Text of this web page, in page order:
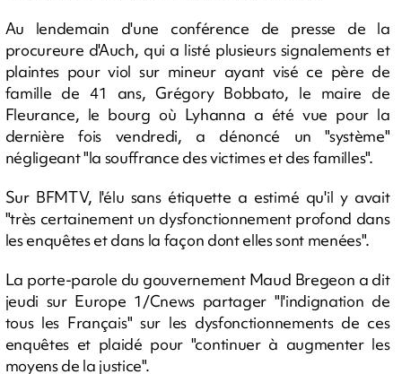
Au lendemain d'une conférence de presse de la
procureure d'Auch, qui a listé plusieurs signalements et
plaintes pour viol sur mineur ayant visé ce père de
famille de 41 ans, Grégory Bobbato, le maire de
Fleurance, le bourg où Lyhanna a été vue pour la
dernière fois vendredi, a dénoncé un "système"
négligeant "la souffrance des victimes et des familles".
Sur BFMTV, l'élu sans étiquette a estimé qu'il y avait
"très certainement un dysfonctionnement profond dans
les enquêtes et dans la façon dont elles sont menées".
La porte-parole du gouvernement Maud Bregeon a dit
jeudi sur Europe 1/Cnews partager "l'indignation de
tous les Français" sur les dysfonctionnements de ces
enquêtes et plaidé pour "continuer à augmenter les
moyens de la justice".